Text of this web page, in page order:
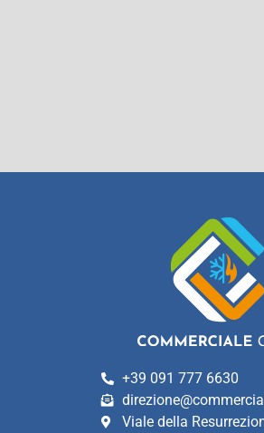
+39 091 777 6630
Viale della